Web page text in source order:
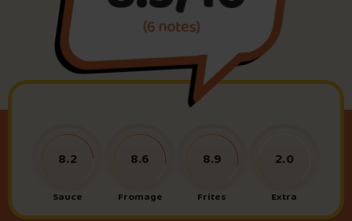
Foire aux questions
Me connecter
(6 notes)
Sauce
8.2
Fromage
8.6
Frites
8.9
Extra
2.0